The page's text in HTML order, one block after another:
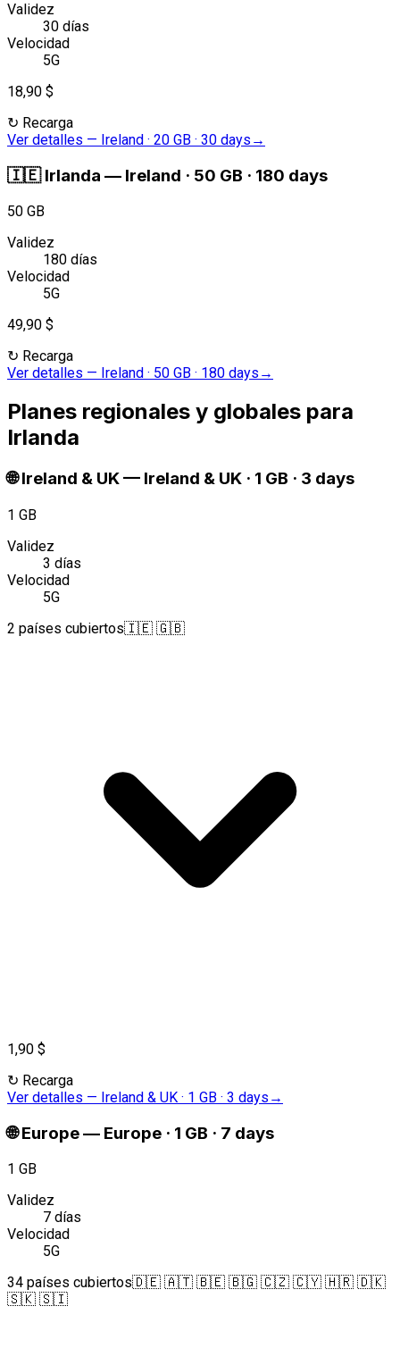
Validez
30 días
Velocidad
5G
18,90 $
↻ Recarga
Ver detalles — Ireland · 20 GB · 30 days →
🇮🇪 Irlanda — Ireland · 50 GB · 180 days
50 GB
Validez
180 días
Velocidad
5G
49,90 $
↻ Recarga
Ver detalles — Ireland · 50 GB · 180 days →
Planes regionales y globales para
Irlanda
🌐 Ireland & UK— Ireland & UK · 1 GB · 3 days
1 GB
Validez
3 días
Velocidad
5G
2 países cubiertos🇮🇪 🇬🇧
1,90 $
↻ Recarga
Ver detalles — Ireland & UK · 1 GB · 3 days →
🌐 Europe— Europe · 1 GB · 7 days
1 GB
Validez
7 días
Velocidad
5G
34 países cubiertos🇩🇪 🇦🇹 🇧🇪 🇧🇬 🇨🇿 🇨🇾 🇭🇷 🇩🇰
🇸🇰 🇸🇮